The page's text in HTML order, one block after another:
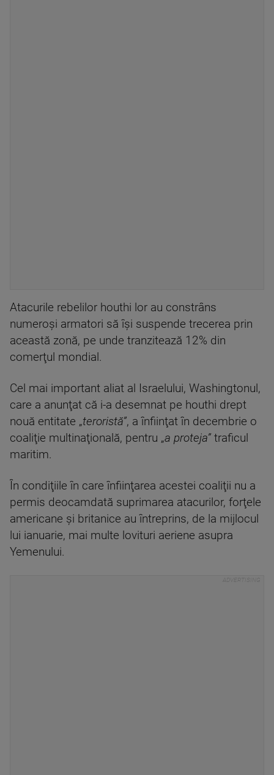
Atacurile rebelilor houthi lor au constrâns
numeroşi armatori să îşi suspende trecerea prin
această zonă, pe unde tranzitează 12% din
comerţul mondial.
Cel mai important aliat al Israelului, Washingtonul,
care a anunţat că i-a desemnat pe houthi drept
nouă entitate „teroristă”, a înfiinţat în decembrie o
coaliţie multinaţională, pentru „a proteja” traficul
maritim.
În condiţiile în care înfiinţarea acestei coaliţii nu a
permis deocamdată suprimarea atacurilor, forţele
americane şi britanice au întreprins, de la mijlocul
lui ianuarie, mai multe lovituri aeriene asupra
Yemenului.